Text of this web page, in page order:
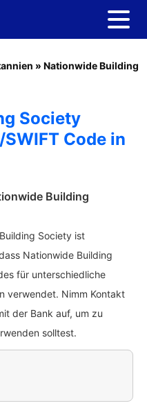
» Nationwide Building
Society
Code in
Building
Society ist
Nationwide Building
für unterschiedliche
verwendet. Nimm Kontakt
der Bank auf, um zu
solltest.